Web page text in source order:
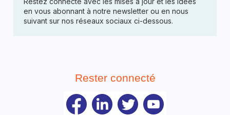
en vous abonnant à notre newsletter ou en nous
suivant sur nos réseaux sociaux ci-dessous.
Rester connecté